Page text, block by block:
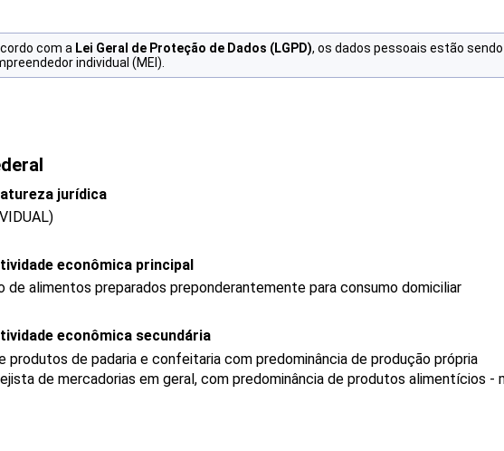
com a Lei Geral de Proteção de Dados (LGPD), os dados pessoais estão
individual (MEI).
jurídica
econômica principal
alimentos preparados preponderantemente para consumo domiciliar
econômica secundária
produtos de padaria e confeitaria com predominância de produção própria
de mercadorias em geral, com predominância de produtos alimentícios -